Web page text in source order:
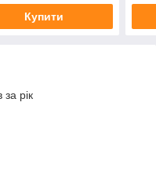
Купити
за рік